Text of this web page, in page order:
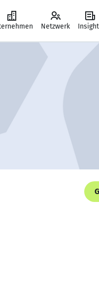
Netzwerk